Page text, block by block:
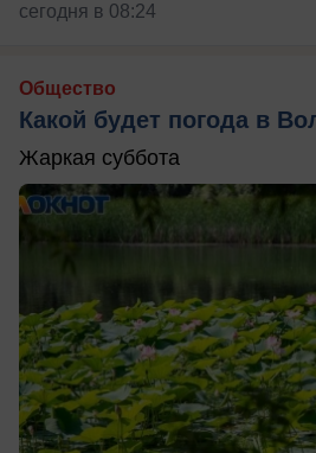
сегодня в 08:24
Общество
Какой будет погода в
Жаркая суббота